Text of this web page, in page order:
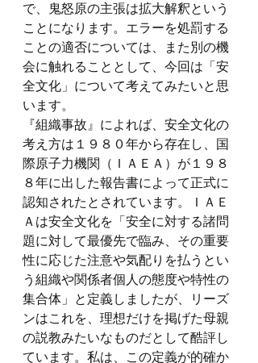
で、鬼怒原の主張は拡大解釈という
ことになります。エラーを処罰する
ことの適否については、また別の機
会に触れることとして、今回は「安
全文化」について考えてみたいと思
います。
『組織事故』によれば、安全文化の
考え方は１９８０年から存在し、国
際原子力機関（ＩＡＥＡ）が１９８
８年に出した報告書によって正式に
認知されたとされています。ＩＡＥ
Ａは安全文化を「安全に対する諸問
題に対して最優先で臨み、その重要
性に応じた注意や気配りを払うとい
う組織や関係者個人の態度や特性の
集合体」と定義しましたが、リーズ
ンはこれを、理想だけを掲げた母親
の説教みたいなものだとして酷評し
ています。私は、この定義が的確か